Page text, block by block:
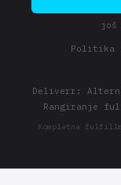
još
Politika
Deliverr:
Rangiranje
Kompletna